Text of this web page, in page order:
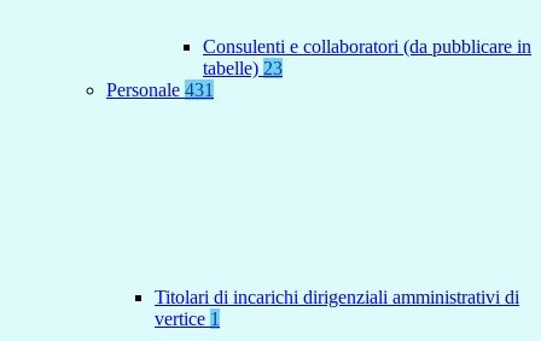
Consulenti e collaboratori (da pubblicare in
tabelle) 23
Personale 431
Titolari di incarichi dirigenziali amministrativi di
vertice 1